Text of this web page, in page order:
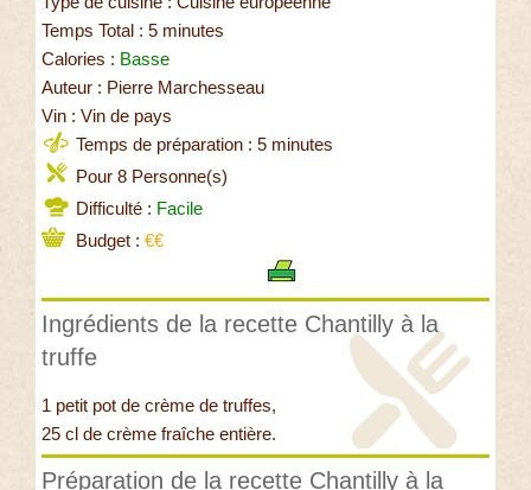
Temps Total : 5 minutes
Calories : Basse
Auteur : Pierre Marchesseau
Vin : Vin de pays
Temps de préparation : 5 minutes
Pour 8 Personne(s)
Difficulté : Facile
Budget : €€
Ingrédients de la recette Chantilly à la
truffe
1 petit pot de crème de truffes,
25 cl de crème fraîche entière.
Préparation de la recette Chantilly à la